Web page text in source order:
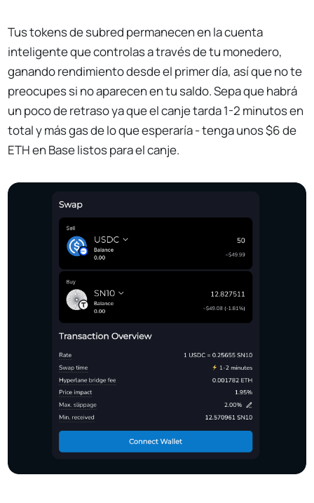
Tus tokens de subred permanecen en la cuenta
inteligente que controlas a través de tu monedero,
ganando rendimiento desde el primer día, así que no te
preocupes si no aparecen en tu saldo. Sepa que habrá
un poco de retraso ya que el canje tarda 1-2 minutos en
total y más gas de lo que esperaría - tenga unos $6 de
ETH en Base listos para el canje.